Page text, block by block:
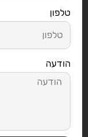
טלפון
הודעה